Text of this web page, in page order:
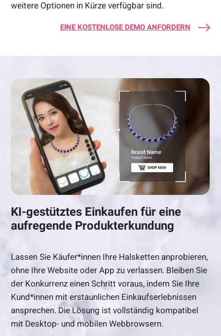
weitere Optionen in Kürze verfügbar sind.
EINE KOSTENLOSE DEMO ANFORDERN
KI-gestütztes Einkaufen für eine
aufregende Produkterkundung
Lassen Sie Käufer*innen Ihre Halsketten anprobieren,
ohne Ihre Website oder App zu verlassen. Bleiben Sie
der Konkurrenz einen Schritt voraus, indem Sie Ihre
Kund*innen mit erstaunlichen Einkaufserlebnissen
ansprechen. Die Lösung ist vollständig kompatibel
mit Desktop- und mobilen Webbrowsern.